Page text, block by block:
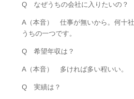
Q なぜうちの会社に入りたいの？
A（本音） 仕事が無いから。何十
うちの一つです。
Q 希望年収は？
A（本音） 多ければ多い程いい。
Q 実績は？